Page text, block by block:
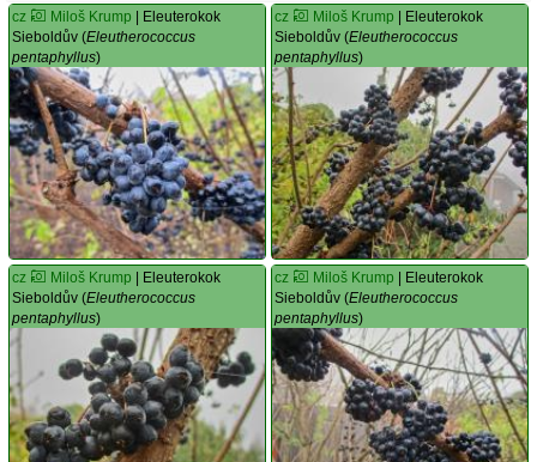
cz Miloš Krump | Eleuterokok
Sieboldův (Eleutherococcus
pentaphyllus)
cz Miloš Krump | Eleuterokok
Sieboldův (Eleutherococcus
pentaphyllus)
cz Miloš Krump | Eleuterokok
Sieboldův (Eleutherococcus
pentaphyllus)
cz Miloš Krump | Eleuterokok
Sieboldův (Eleutherococcus
pentaphyllus)